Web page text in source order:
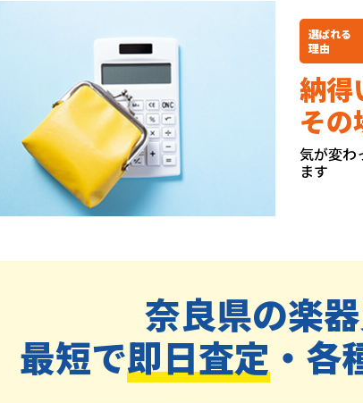
選ばれる
理由
納得
その
気が変わ
ます
奈良県の楽器
最短で即日査定 ・各